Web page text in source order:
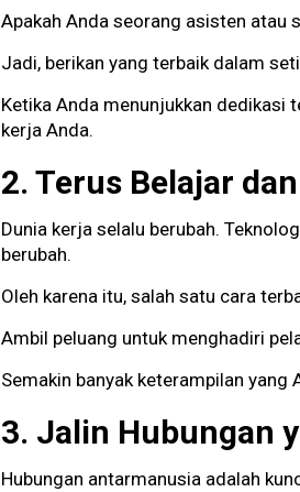
Apakah Anda seorang asisten atau
Jadi, berikan yang terbaik dalam
Ketika Anda menunjukkan dedikasi
kerja Anda.
2. Terus Belajar
Dunia kerja selalu berubah.
berubah.
Oleh karena itu, salah satu cara
Ambil peluang untuk menghadiri
Semakin banyak keterampilan yang
3. Jalin Hubungan
Hubungan antarmanusia adalah